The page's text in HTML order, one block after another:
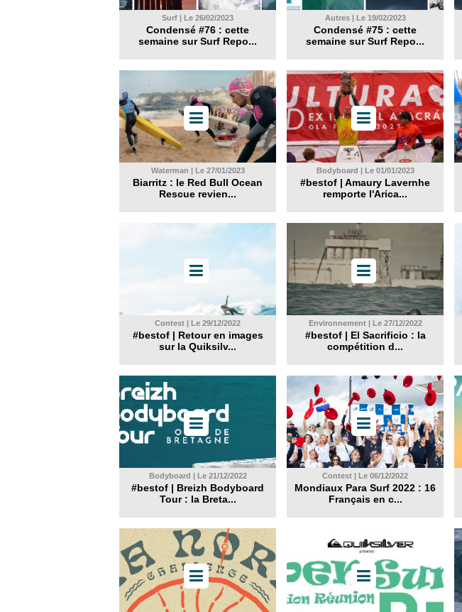
Surf | Le 26/02/2023
Condensé #76 : cette
semaine sur Surf Repo...
Autres | Le 19/02/2023
Condensé #75 : cette
semaine sur Surf Repo...
Waterman | Le 27/01/2023
Biarritz : le Red Bull Ocean
Rescue revien...
Bodyboard | Le 01/01/2023
#bestof | Amaury Lavernhe
remporte l'Arica...
Contest | Le 29/12/2022
#bestof | Retour en images
sur la Quiksilv...
Environnement | Le 27/12/2022
#bestof | El Sacrificio : la
compétition d...
Bodyboard | Le 21/12/2022
#bestof | Breizh Bodyboard
Tour : la Breta...
Contest | Le 06/12/2022
Mondiaux Para Surf 2022 : 16
Français en c...